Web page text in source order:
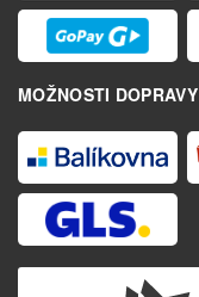
MOŽNOSTI DOPRAVY